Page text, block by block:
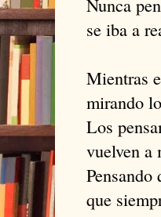
Nunca
se iba a
Mientras
mirando
Los
vuelven a
Pensando
que